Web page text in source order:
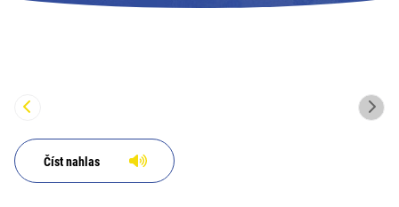
PRO TURISTY
Číst nahlas